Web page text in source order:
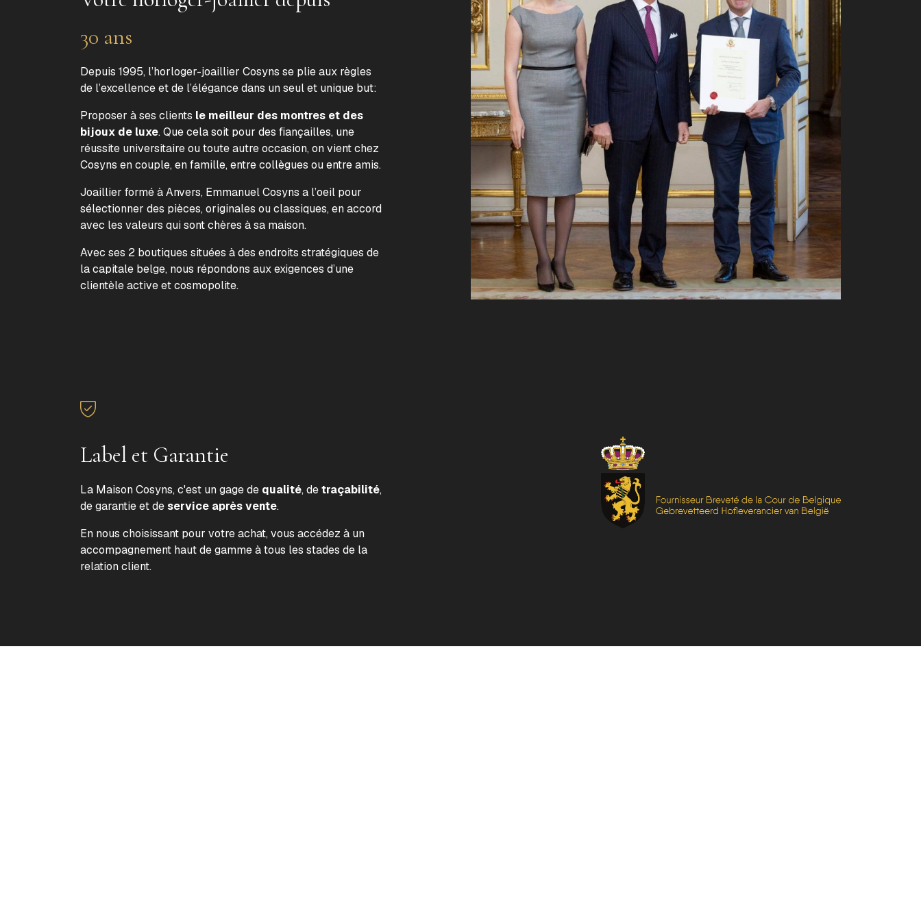
30 ans
Depuis 1995, l’horloger-joaillier Cosyns se plie aux règles
de l’excellence et de l’élégance dans un seul et unique but:
Proposer à ses clients le meilleur des montres et des
bijoux de luxe. Que cela soit pour des fiançailles, une
réussite universitaire ou toute autre occasion, on vient chez
Cosyns en couple, en famille, entre collègues ou entre amis.
Joaillier formé à Anvers, Emmanuel Cosyns a l’oeil pour
sélectionner des pièces, originales ou classiques, en accord
avec les valeurs qui sont chères à sa maison.
Avec ses 2 boutiques situées à des endroits stratégiques de
la capitale belge, nous répondons aux exigences d’une
clientèle active et cosmopolite.
Label et Garantie
La Maison Cosyns, c'est un gage de qualité, detraçabilité,
de garantie et deservice après vente.
En nous choisissant pour votre achat, vous accédez à un
accompagnement haut de gamme à tous les stades de la
relation client.